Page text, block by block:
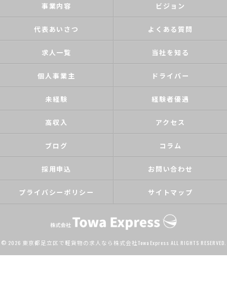
事業内容 ビジョン
代表あいさつ よくある質問
求人一覧 当社を知る
個人事業主 ドライバー
未経験 経験者優遇
高収入 アクセス
ブログ コラム
採用申込 お問い合わせ
プライバシーポリシー サイトマップ
© 2026 東京都足立区で軽貨物の求人なら株式会社Towa Express ALL RIGHTS RESERVED.